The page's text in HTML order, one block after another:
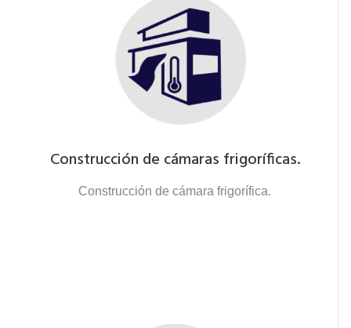
Construcción de cámaras frigoríficas.
Construcción de cámara frigorífica.